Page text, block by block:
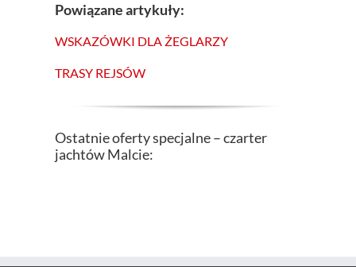
Powiązane artykuły:
WSKAZÓWKI DLA ŻEGLARZY
TRASY REJSÓW
Ostatnie oferty specjalne – czarter
jachtów Malcie: